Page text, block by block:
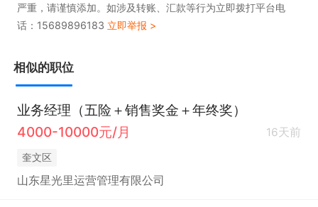
严重，请谨慎添加。如涉及转账、汇款等行为立即拨打平台电
话：15689896183 立即举报 >
相似的职位
业务经理（五险＋销售奖金＋年终奖）
4000-10000元/月
16天前
奎文区
山东星光里运营管理有限公司